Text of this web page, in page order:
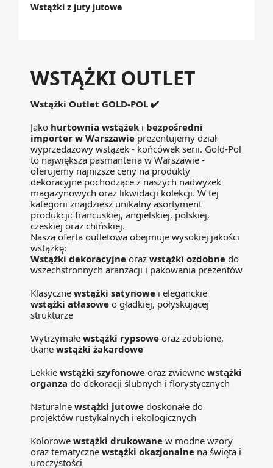
Wstążki z juty jutowe
WSTĄŻKI OUTLET
Wstążki Outlet GOLD-POL ✔️
Jako hurtownia wstążek i bezpośredni
importer w Warszawie prezentujemy dział
wyprzedażowy wstążek - końcówek serii. Gold-Pol
to największa pasmanteria w Warszawie -
oferujemy najniższe ceny na produkty
dekoracyjne pochodzące z naszych nadwyżek
magazynowych oraz likwidacji kolekcji. W tej
kategorii znajdziesz unikalny asortyment
produkcji: francuskiej, angielskiej, polskiej,
czeskiej oraz chińskiej.
Nasza oferta outletowa obejmuje wysokiej jakości
wstążkę:
Wstążki dekoracyjne oraz wstążki ozdobne do
wszechstronnych aranżacji i pakowania prezentów
Klasyczne wstążki satynowe i eleganckie
wstążki atłasowe o gładkiej, połyskującej
strukturze
Wytrzymałe wstążki rypsowe oraz zdobione,
tkane wstążki żakardowe
Lekkie wstążki szyfonowe oraz zwiewne wstążki
organza do dekoracji ślubnych i florystycznych
Naturalne wstążki jutowe doskonałe do
projektów rustykalnych i ekologicznych
Kolorowe wstążki drukowane w modne wzory
oraz tematyczne wstążki okazjonalne na święta i
uroczystości